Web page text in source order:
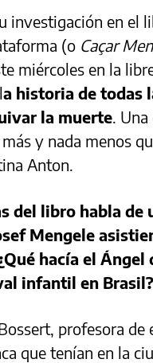
investigación en el
(o Caçar
miércoles en la
a historia de todas
la muerte.
más y nada menos
Anton.
del libro habla de
Mengele
hacía el
infantil en Brasil?
profesora de
que tenían en la